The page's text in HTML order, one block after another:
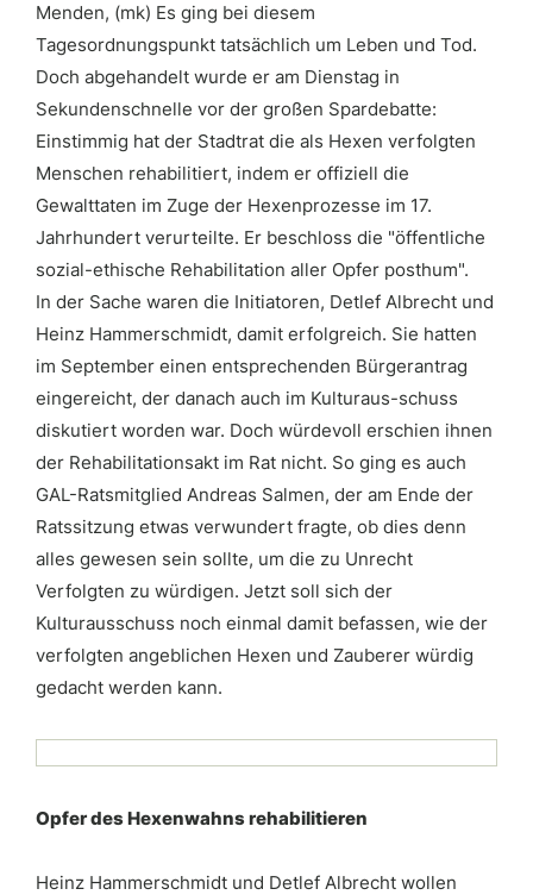
Menden, (mk) Es ging bei diesem
Tagesordnungspunkt tatsächlich um Leben und Tod.
Doch abgehandelt wurde er am Dienstag in
Sekundenschnelle vor der großen Spardebatte:
Einstimmig hat der Stadtrat die als Hexen verfolgten
Menschen rehabilitiert, indem er offiziell die
Gewalttaten im Zuge der Hexenprozesse im 17.
Jahrhundert verurteilte. Er beschloss die "öffentliche
sozial-ethische Rehabilitation aller Opfer posthum".
In der Sache waren die Initiatoren, Detlef Albrecht und
Heinz Hammerschmidt, damit erfolgreich. Sie hatten
im September einen entsprechenden Bürgerantrag
eingereicht, der danach auch im Kulturaus-schuss
diskutiert worden war. Doch würdevoll erschien ihnen
der Rehabilitationsakt im Rat nicht. So ging es auch
GAL-Ratsmitglied Andreas Salmen, der am Ende der
Ratssitzung etwas verwundert fragte, ob dies denn
alles gewesen sein sollte, um die zu Unrecht
Verfolgten zu würdigen. Jetzt soll sich der
Kulturausschuss noch einmal damit befassen, wie der
verfolgten angeblichen Hexen und Zauberer würdig
gedacht werden kann.
Opfer des Hexenwahns rehabilitieren
Heinz Hammerschmidt und Detlef Albrecht wollen